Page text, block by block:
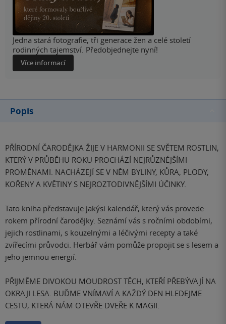
Jedna stará fotografie, tři generace žen a celé století
rodinných tajemství. Předobjednejte nyní!
Více informací
Popis
PŘÍRODNÍ ČARODĚJKA ŽIJE V HARMONII SE SVĚTEM ROSTLIN,
KTERÝ V PRŮBĚHU ROKU PROCHÁZÍ NEJRŮZNÉJŠÍMI
PROMĚNAMI. NACHÁZEJÍ SE V NĚM BYLINY, KŮRA, PLODY,
KOŘENY A KVĚTINY S NEJROZTODIVNĚJŠÍMI ÚČINKY.
Tato kniha představuje jakýsi kalendář, který vás provede
rokem přírodní čarodějky. Seznámí vás s ročními obdobími,
jejich rostlinami, s kouzelnými a léčivými recepty a také
zvířecími průvodci. Herbář vám pomůže propojit se s lesem a
jeho jemnou energií.
PŘIJMĚME DIVOKOU MOUDROST TĚCH, KTEŘÍ PŘEBÝVAJÍ NA
OKRAJI LESA. BUĎME VNÍMAVÍ A KAŽDÝ DEN HLEDEJME
CESTU, KTERÁ NÁM OTEVŘE DVEŘE K MAGII.